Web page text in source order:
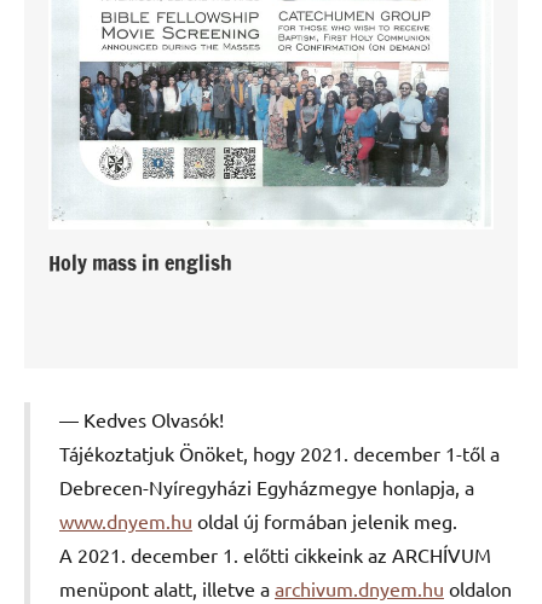
Holy mass in english
Kedves Olvasók!
Tájékoztatjuk Önöket, hogy 2021. december 1-től a
Debrecen-Nyíregyházi Egyházmegye honlapja, a
www.dnyem.hu oldal új formában jelenik meg.
A 2021. december 1. előtti cikkeink az ARCHÍVUM
menüpont alatt, illetve a archivum.dnyem.hu oldalon